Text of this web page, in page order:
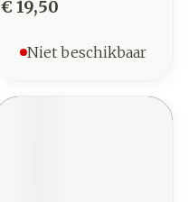
€ 19,50
Niet beschikbaar